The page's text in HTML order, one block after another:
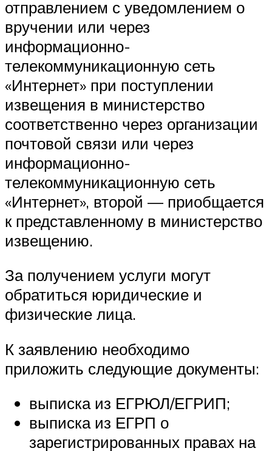
отправлением с уведомлением о
вручении или через
информационно-
телекоммуникационную сеть
«Интернет» при поступлении
извещения в министерство
соответственно через организации
почтовой связи или через
информационно-
телекоммуникационную сеть
«Интернет», второй — приобщается
к представленному в министерство
извещению.
За получением услуги могут
обратиться юридические и
физические лица.
К заявлению необходимо
приложить следующие документы:
выписка из ЕГРЮЛ/ЕГРИП;
выписка из ЕГРП о
зарегистрированных правах на